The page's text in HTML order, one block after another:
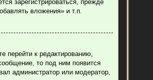
зарегистрироваться, прежде
вложения» и т.п.
перейти к редактированию,
то под ним появится
администратор или модератор,